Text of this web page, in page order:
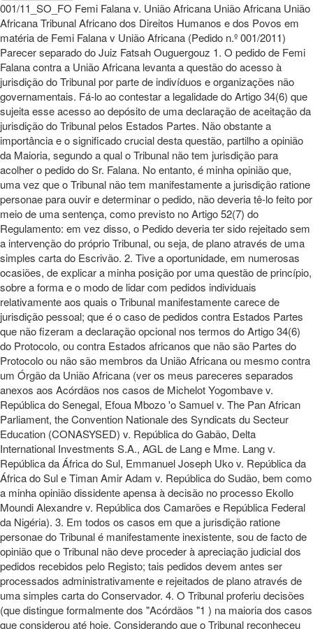
001/11_SO_FO Femi Falana v. União Africana União Africana União
Africana Tribunal Africano dos Direitos Humanos e dos Povos em
matéria de Femi Falana v União Africana (Pedido n.º 001/2011)
Parecer separado do Juiz Fatsah Ouguergouz 1. O pedido de Femi
Falana contra a União Africana levanta a questão do acesso à
jurisdição do Tribunal por parte de indivíduos e organizações não
governamentais. Fá-lo ao contestar a legalidade do Artigo 34(6) que
sujeita esse acesso ao depósito de uma declaração de aceitação da
jurisdição do Tribunal pelos Estados Partes. Não obstante a
importância e o significado crucial desta questão, partilho a opinião
da Maioria, segundo a qual o Tribunal não tem jurisdição para
acolher o pedido do Sr. Falana. No entanto, é minha opinião que,
uma vez que o Tribunal não tem manifestamente a jurisdição ratione
personae para ouvir e determinar o pedido, não deveria tê-lo feito por
meio de uma sentença, como previsto no Artigo 52(7) do
Regulamento: em vez disso, o Pedido deveria ter sido rejeitado sem
a intervenção do próprio Tribunal, ou seja, de plano através de uma
simples carta do Escrivão. 2. Tive a oportunidade, em numerosas
ocasiões, de explicar a minha posição por uma questão de princípio,
sobre a forma e o modo de lidar com pedidos individuais
relativamente aos quais o Tribunal manifestamente carece de
jurisdição pessoal; que é o caso de pedidos contra Estados Partes
que não fizeram a declaração opcional nos termos do Artigo 34(6)
do Protocolo, ou contra Estados africanos que não são Partes do
Protocolo ou não são membros da União Africana ou mesmo contra
um Órgão da União Africana (ver os meus pareceres separados
anexos aos Acórdãos nos casos de Michelot Yogombave v.
República do Senegal, Efoua Mbozo 'o Samuel v. The Pan African
Parliament, the Convention Nationale des Syndicats du Secteur
Education (CONASYSED) v. República do Gabão, Delta
International Investments S.A., AGL de Lang e Mme. Lang v.
República da África do Sul, Emmanuel Joseph Uko v. República da
África do Sul e Timan Amir Adam v. República do Sudão, bem como
a minha opinião dissidente apensa à decisão no processo Ekollo
Moundi Alexandre v. República dos Camarões e República Federal
da Nigéria). 3. Em todos os casos em que a jurisdição ratione
personae do Tribunal é manifestamente inexistente, sou de facto de
opinião que o Tribunal não deve proceder à apreciação judicial dos
pedidos recebidos pelo Registo; tais pedidos devem antes ser
processados administrativamente e rejeitados de plano através de
uma simples carta do Conservador. 4. O Tribunal proferiu decisões
(que distingue formalmente dos "Acórdãos "1 ) na maioria dos casos
que considerou até hoje. Considerando que o Tribunal reconheceu